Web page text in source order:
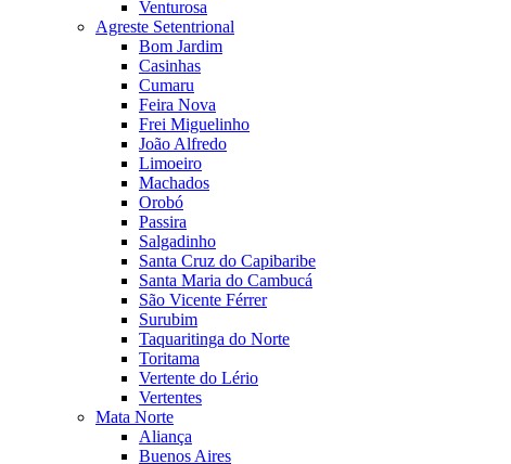
Venturosa
Agreste Setentrional
Bom Jardim
Casinhas
Cumaru
Feira Nova
Frei Miguelinho
João Alfredo
Limoeiro
Machados
Orobó
Passira
Salgadinho
Santa Cruz do Capibaribe
Santa Maria do Cambucá
São Vicente Férrer
Surubim
Taquaritinga do Norte
Toritama
Vertente do Lério
Vertentes
Mata Norte
Aliança
Buenos Aires